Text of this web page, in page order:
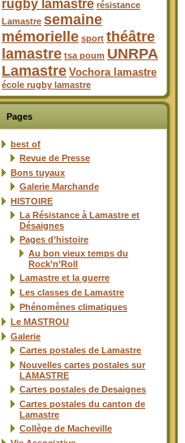
rugby lamastre résistance
Lamastre semaine
mémorielle sport théâtre
lamastre tsa poum UNRPA
Lamastre Vochora lamastre
école rugby lamastre
Pages
best of
Revue de Presse
Bons tuyaux
Galerie Marchande
HISTOIRE
La Résistance à Lamastre et
Désaignes
Pages d’histoire
Au bon vieux temps du
Rock’n’Roll
Lamastre et la guerre
Les classes de Lamastre
Phénomènes climatiques
Le MASTROU
Galerie
Cartes postales de Lamastre
Nouvelles cartes postales sur
LAMASTRE
Cartes postales de Desaignes
Cartes postales du canton de
Lamastre
Collège de Macheville